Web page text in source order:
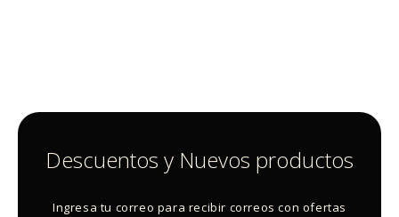
Descuentos y Nuevos productos
Ingresa tu correo para recibir correos con ofertas